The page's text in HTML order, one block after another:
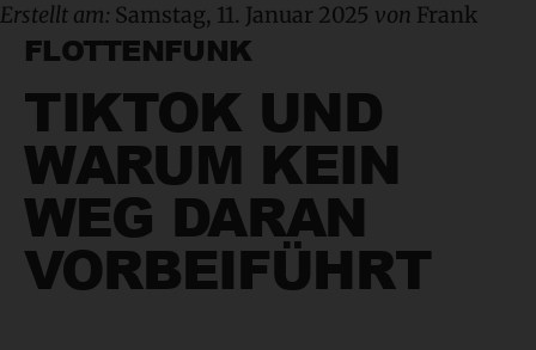
Erstellt am: Samstag, 11. Januar 2025 von Frank
FLOTTENFUNK
TIKTOK UND
WARUM KEIN
WEG DARAN
VORBEIFÜHRT